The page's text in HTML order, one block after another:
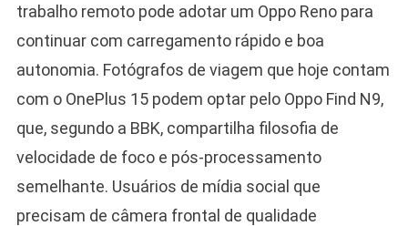
trabalho remoto pode adotar um Oppo Reno para
continuar com carregamento rápido e boa
autonomia. Fotógrafos de viagem que hoje contam
com o OnePlus 15 podem optar pelo Oppo Find N9,
que, segundo a BBK, compartilha filosofia de
velocidade de foco e pós-processamento
semelhante. Usuários de mídia social que
precisam de câmera frontal de qualidade